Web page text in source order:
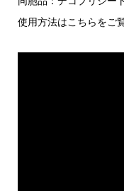
使用方法はこちらをご